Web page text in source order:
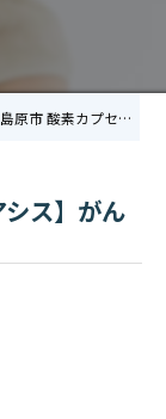
市 酸素カプセル オアシス】がんと酸素
シス】がん